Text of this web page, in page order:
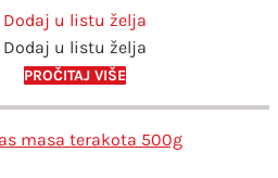
Dodaj u listu želja
Dodaj u listu želja
PROČITAJ VIŠE